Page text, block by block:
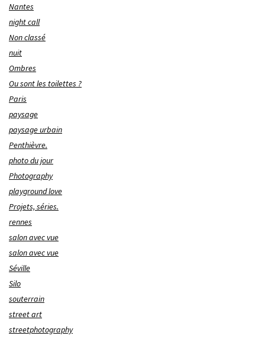
Nantes
night call
Non classé
nuit
Ombres
Ou sont les toilettes ?
Paris
paysage
paysage urbain
Penthièvre.
photo du jour
Photography
playground love
Projets, séries.
rennes
salon avec vue
salon avec vue
Séville
Silo
souterrain
street art
streetphotography